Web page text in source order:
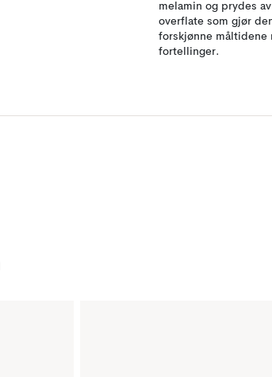
melamin og prydes
overflate som gjør
forskjønne måltidene
fortellinger.